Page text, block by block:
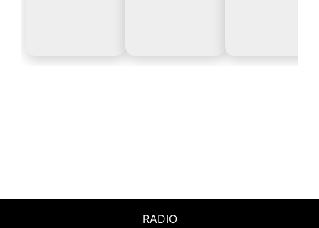
RADIO